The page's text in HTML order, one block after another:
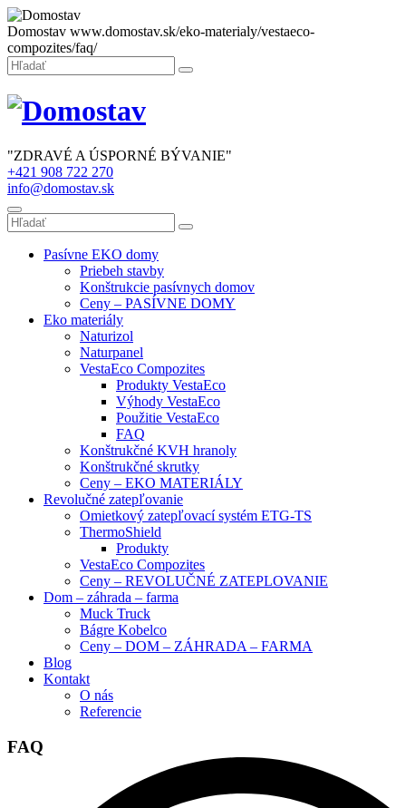
Domostav www.domostav.sk/eko-materialy/vestaeco-
compozites/faq/
Zatvoriť
Hľadať:
Hľadať
"ZDRAVÉ A ÚSPORNÉ BÝVANIE"
+421 908 722 270
info@domostav.sk
Menu
Hľadať:
Hľadať
Pasívne EKO domy
Priebeh stavby
Konštrukcie pasívnych domov
Ceny – PASÍVNE DOMY
Eko materiály
Naturizol
Naturpanel
VestaEco Compozites
Produkty VestaEco
Výhody VestaEco
Použitie VestaEco
FAQ
Konštrukčné KVH hranoly
Konštrukčné skrutky
Ceny – EKO MATERIÁLY
Revolučné zatepľovanie
Omietkový zatepľovací systém ETG-TS
ThermoShield
Produkty
VestaEco Compozites
Ceny – REVOLUČNÉ ZATEPLOVANIE
Dom – záhrada – farma
Muck Truck
Bágre Kobelco
Ceny – DOM – ZÁHRADA – FARMA
Blog
Kontakt
O nás
Referencie
FAQ